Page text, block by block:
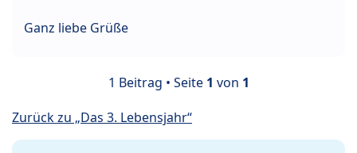
Ganz liebe Grüße
1 Beitrag • Seite 1 von 1
Zurück zu „Das 3. Lebensjahr“